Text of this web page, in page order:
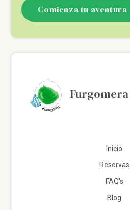
Comienza tu aventura
Furgomera
Inicio
Reservas
FAQ's
Blog